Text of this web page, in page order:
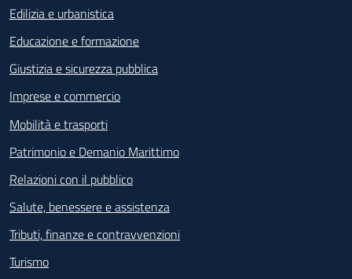
Edilizia e urbanistica
Educazione e formazione
Giustizia e sicurezza pubblica
Imprese e commercio
Mobilità e trasporti
Patrimonio e Demanio Marittimo
Relazioni con il pubblico
Salute, benessere e assistenza
Tributi, finanze e contravvenzioni
Turismo